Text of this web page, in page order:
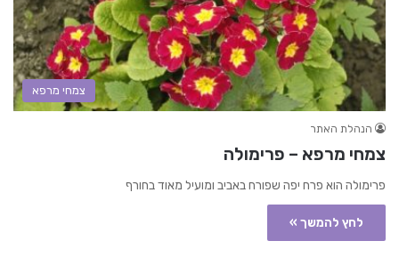
צמחי מרפא
הנהלת האתר
צמחי מרפא – פרימולה
פרימולה הוא פרח יפה שפורח באביב ומועיל מאוד בחורף
לחץ להמשך »